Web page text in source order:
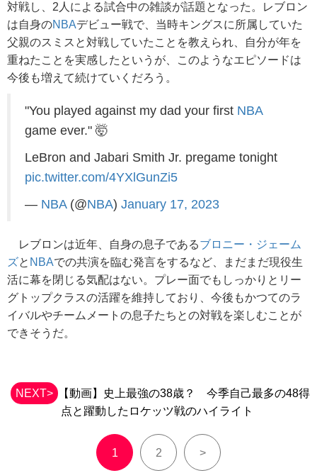
対戦し、2人による試合中の雑談が話題となった。レブロン
は自身のNBAデビュー戦で、当時キングスに所属していた
父親のスミスと対戦していたことを教えられ、自分が年を
重ねたことを実感したというが、このようなエピソードは
今後も増えて続けていくだろう。
"You played against my dad your first NBA
game ever." 🤯
LeBron and Jabari Smith Jr. pregame tonight
pic.twitter.com/4YXlGunZi5
— NBA(@NBA) January 17, 2023
レブロンは近年、自身の息子であるブロニー・ジェーム
ズと NBAでの共演を臨む発言をするなど、まだまだ現役生
活に幕を閉じる気配はない。プレー面でもしっかりとリー
グトップクラスの活躍を維持しており、今後もかつてのラ
イバルやチームメートの息子たちとの対戦を楽しむことが
できそうだ。
NEXT>
【動画】史上最強の38歳？ 今季自己最多の48得
点と躍動したロケッツ戦のハイライト
1 2 >